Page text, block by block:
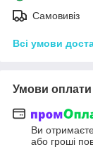
Самовивіз
Всі умови
Умови оплати
Ви
або гроші